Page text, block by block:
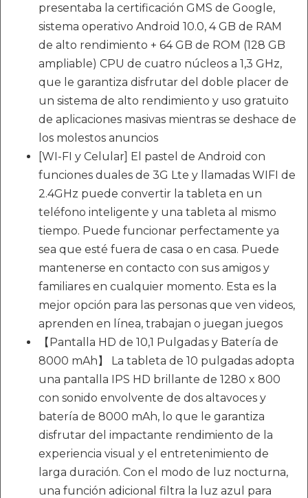
presentaba la certificación GMS de Google,
sistema operativo Android 10.0, 4 GB de RAM
de alto rendimiento + 64 GB de ROM (128 GB
ampliable) CPU de cuatro núcleos a 1,3 GHz,
que le garantiza disfrutar del doble placer de
un sistema de alto rendimiento y uso gratuito
de aplicaciones masivas mientras se deshace de
los molestos anuncios
[WI-FI y Celular] El pastel de Android con
funciones duales de 3G Lte y llamadas WIFI de
2.4GHz puede convertir la tableta en un
teléfono inteligente y una tableta al mismo
tiempo. Puede funcionar perfectamente ya
sea que esté fuera de casa o en casa. Puede
mantenerse en contacto con sus amigos y
familiares en cualquier momento. Esta es la
mejor opción para las personas que ven videos,
aprenden en línea, trabajan o juegan juegos
【Pantalla HD de 10,1 Pulgadas y Batería de
8000 mAh】 La tableta de 10 pulgadas adopta
una pantalla IPS HD brillante de 1280 x 800
con sonido envolvente de dos altavoces y
batería de 8000 mAh, lo que le garantiza
disfrutar del impactante rendimiento de la
experiencia visual y el entretenimiento de
larga duración. Con el modo de luz nocturna,
una función adicional filtra la luz azul para